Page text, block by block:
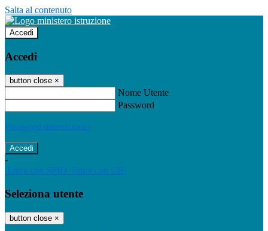
Salta al contenuto
Accedi
Accedi
button close ×
Nome Utente
Password
Password dimenticata?
-
Entra con SPID Entra con CIE
Seleziona utente
button close ×